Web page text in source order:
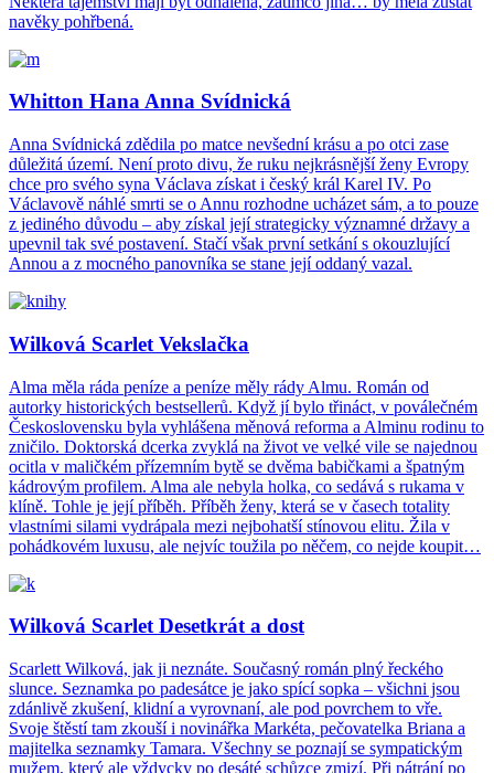
navěky pohřbená.
Whitton Hana Anna Svídnická
Anna Svídnická zdědila po matce nevšední krásu a po otci zase
důležitá území. Není proto divu, že ruku nejkrásnější ženy Evropy
chce pro svého syna Václava získat i český král Karel IV. Po
Václavově náhlé smrti se o Annu rozhodne ucházet sám, a to pouze
z jediného důvodu – aby získal její strategicky významné državy a
upevnil tak své postavení. Stačí však první setkání s okouzlující
Annou a z mocného panovníka se stane její oddaný vazal.
Wilková Scarlet Vekslačka
Alma měla ráda peníze a peníze měly rády Almu. Román od
autorky historických bestsellerů. Když jí bylo třináct, v poválečném
Československu byla vyhlášena měnová reforma a Alminu rodinu to
zničilo. Doktorská dcerka zvyklá na život ve velké vile se najednou
ocitla v maličkém přízemním bytě se dvěma babičkami a špatným
kádrovým profilem. Alma ale nebyla holka, co sedává s rukama v
klíně. Tohle je její příběh. Příběh ženy, která se v časech totality
vlastními silami vydrápala mezi nejbohatší stínovou elitu. Žila v
pohádkovém luxusu, ale nejvíc toužila po něčem, co nejde koupit…
Wilková Scarlet Desetkrát a dost
Scarlett Wilková, jak ji neznáte. Současný román plný řeckého
slunce. Seznamka po padesátce je jako spící sopka – všichni jsou
zdánlivě zkušení, klidní a vyrovnaní, ale pod povrchem to vře.
Svoje štěstí tam zkouší i novinářka Markéta, pečovatelka Briana a
majitelka seznamky Tamara. Všechny se poznají se sympatickým
mužem, který ale vždycky po desáté schůzce zmizí. Při pátrání po